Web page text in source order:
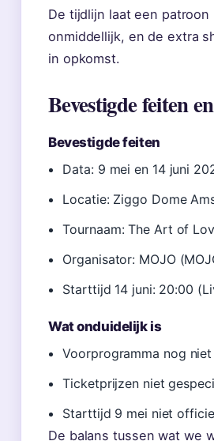
De tijdlijn laat een
onmiddellijk, en de extra
in opkomst.
Bevestigde feiten
Bevestigde feiten
Data: 9 mei en 14 juni
Locatie: Ziggo Dome
Tournaam: The Art of
Organisator: MOJO
Starttijd 14 juni: 20:00
Wat onduidelijk is
Voorprogramma nog
Ticketprijzen niet
Starttijd 9 mei niet
De balans tussen wat we